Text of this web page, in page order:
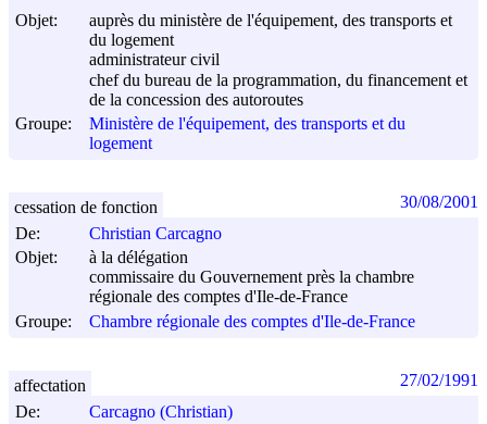
Objet:
auprès du ministère de l'équipement, des transports et
du logement
administrateur civil
chef du bureau de la programmation, du financement et
de la concession des autoroutes
Groupe:
Ministère de l'équipement, des transports et du
logement
De:
Christian Carcagno
Objet:
à la délégation
commissaire du Gouvernement près la chambre
régionale des comptes d'Ile-de-France
Groupe:
Chambre régionale des comptes d'Ile-de-France
cessation de fonction 30/08/2001
De:
Carcagno (Christian)
affectation 27/02/1991